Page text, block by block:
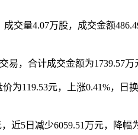
交量4.07万股，成交金额
，合计成交金额为1739.57万
为119.53元，上涨0.41%，
近5日减少6059.51万元，降幅为